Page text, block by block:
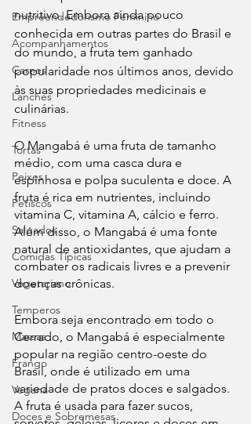
Empreendedorismo Feminino
Acompanhamentos
Carnes
Lanches
Fitness
Tortas
Peixes
Petiscos
Salgados
Comidas Típicas
Vegetariano
Temperos
Massas
Frango
Vegana
Doces e Sobremesas
nutritivo. Embora ainda pouco
conhecida em outras partes do Brasil e
do mundo, a fruta tem ganhado
popularidade nos últimos anos, devido
às suas propriedades medicinais e
culinárias.
O Mangabá é uma fruta de tamanho
médio, com uma casca dura e
espinhosa e polpa suculenta e doce. A
fruta é rica em nutrientes, incluindo
vitamina C, vitamina A, cálcio e ferro.
Além disso, o Mangabá é uma fonte
natural de antioxidantes, que ajudam a
combater os radicais livres e a prevenir
doenças crônicas.
Embora seja encontrado em todo o
Cerrado, o Mangabá é especialmente
popular na região centro-oeste do
Brasil, onde é utilizado em uma
variedade de pratos doces e salgados.
A fruta é usada para fazer sucos,